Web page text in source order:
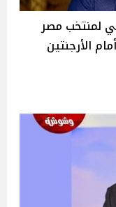
لمنتخب مصر
الأرجنتين